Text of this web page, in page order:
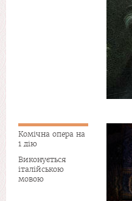
Комічна опера на
1 дію
Виконується
італійською
мовою